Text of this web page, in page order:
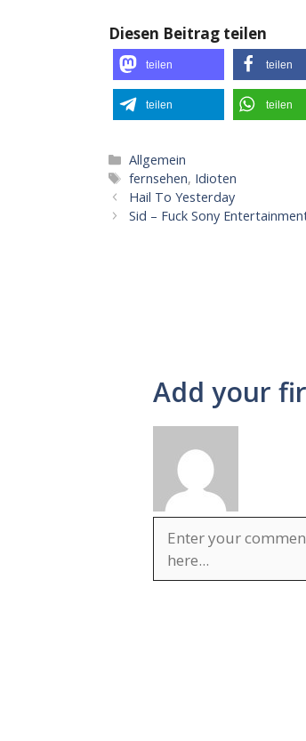
Diesen Beitrag teilen
teilen teilen
teilen teilen
Kategorien
Allgemein
Schlagwörter
fernsehen, Idioten
Hail To Yesterday
Sid – Fuck Sony
Add your